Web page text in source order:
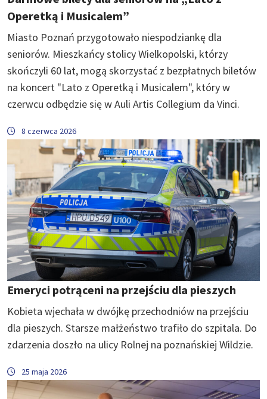
Operetką i Musicalem”
Miasto Poznań przygotowało niespodziankę dla
seniorów. Mieszkańcy stolicy Wielkopolski, którzy
skończyli 60 lat, mogą skorzystać z bezpłatnych biletów
na koncert "Lato z Operetką i Musicalem", który w
czerwcu odbędzie się w Auli Artis Collegium da Vinci.
8 czerwca 2026
Emeryci potrąceni na przejściu dla pieszych
Kobieta wjechała w dwójkę przechodniów na przejściu
dla pieszych. Starsze małżeństwo trafiło do szpitala. Do
zdarzenia doszło na ulicy Rolnej na poznańskiej Wildzie.
25 maja 2026